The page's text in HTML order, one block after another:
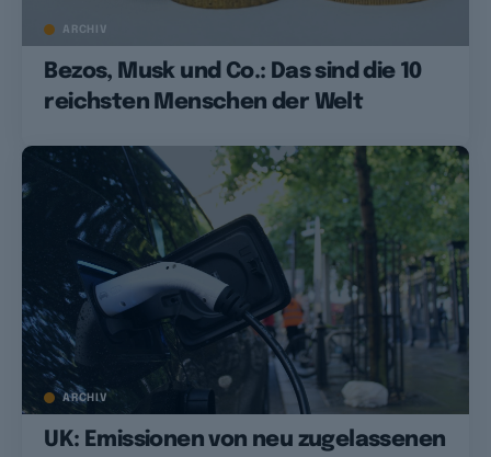
ARCHIV
Bezos, Musk und Co.: Das sind die 10
reichsten Menschen der Welt
ARCHIV
UK: Emissionen von neu zugelassenen